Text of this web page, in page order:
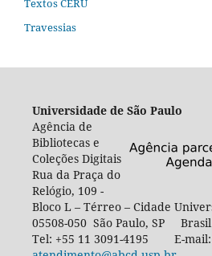
Textos CERU
Travessias
Universidade de São Paulo
Agência de
Bibliotecas e
Coleções Digitais
Rua da Praça do
Relógio, 109 -
Bloco L – Térreo – Cidade
05508-050 São Paulo, SP Brasil
Tel: +55 11 3091-4195 E-mail: